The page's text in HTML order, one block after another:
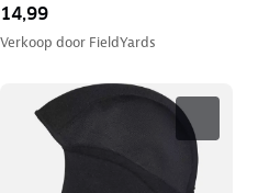
14,99
Verkoop door FieldYards